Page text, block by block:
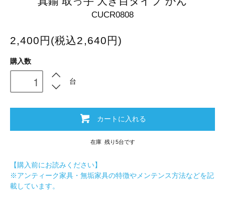
CUCR0808
2,400円(税込2,640円)
購入数
台
カートに入れる
在庫 残り5台です
【購入前にお読みください】
※アンティーク家具・無垢家具の特徴やメンテンス方法などを記
載しています。